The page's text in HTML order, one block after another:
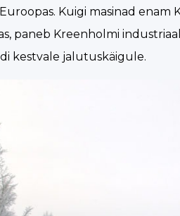
Kuigi masinad
paneb Kreenholmi
kestvale jalutuskäigule.